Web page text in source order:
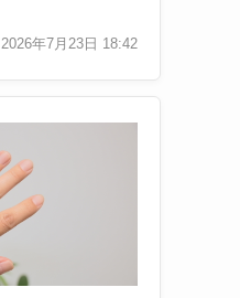
2026年7月23日 18:42